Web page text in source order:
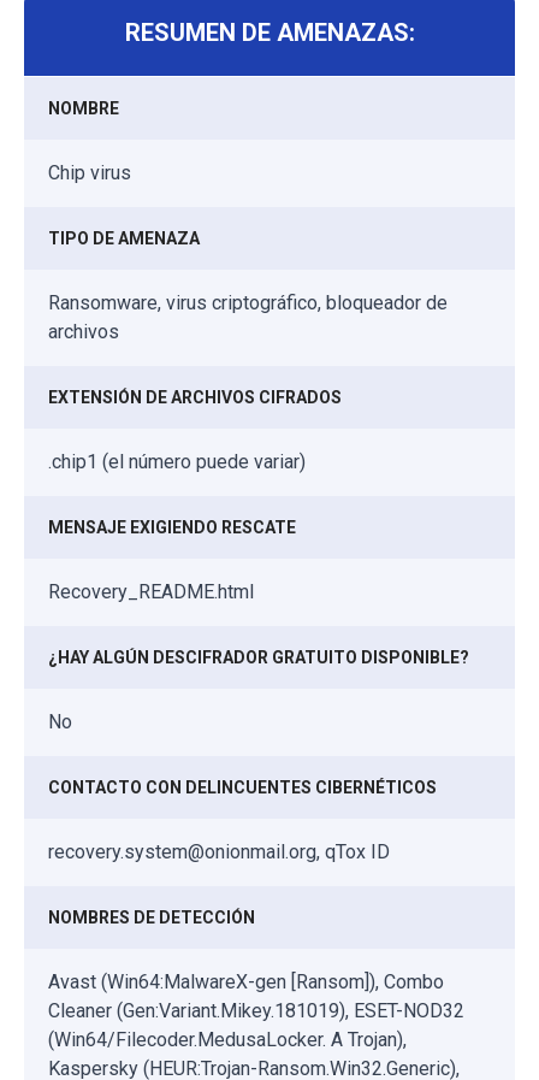
RESUMEN DE AMENAZAS:
NOMBRE
Chip virus
TIPO DE AMENAZA
Ransomware, virus criptográfico, bloqueador de
archivos
EXTENSIÓN DE ARCHIVOS CIFRADOS
.chip1 (el número puede variar)
MENSAJE EXIGIENDO RESCATE
Recovery_README.html
¿HAY ALGÚN DESCIFRADOR GRATUITO DISPONIBLE?
No
CONTACTO CON DELINCUENTES CIBERNÉTICOS
recovery.system@onionmail.org, qTox ID
NOMBRES DE DETECCIÓN
Avast (Win64:MalwareX-gen [Ransom]), Combo
Cleaner (Gen:Variant.Mikey.181019), ESET-NOD32
(Win64/Filecoder.MedusaLocker. A Trojan),
Kaspersky (HEUR:Trojan-Ransom.Win32.Generic),